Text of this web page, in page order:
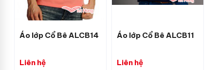
Áo lớp Cổ Bê ALCB14
Liên hệ
Áo lớp Cổ Bê ALCB11
Liên hệ